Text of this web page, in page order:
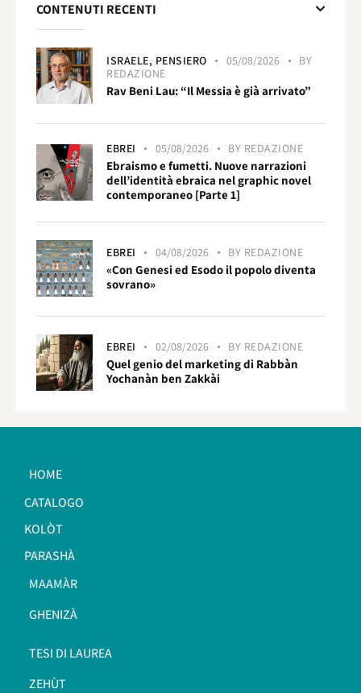
CONTENUTI RECENTI
ISRAELE, PENSIERO 05/08/2026
BY
REDAZIONE
Rav Beni Lau: “Il Messia è già arrivato”
EBREI 05/08/2026 BY REDAZIONE
Ebraismo e fumetti. Nuove narrazioni
dell’identità ebraica nel graphic novel
contemporaneo [Parte 1]
EBREI 04/08/2026 BY REDAZIONE
«Con Genesi ed Esodo il popolo diventa
sovrano»
EBREI 02/08/2026 BY REDAZIONE
Quel genio del marketing di Rabbàn
Yochanàn ben Zakkài
HOME
CATALOGO
KOLÒT
PARASHÀ
MAAMÀR
GHENIZÀ
TESI DI LAUREA
ZEHÙT